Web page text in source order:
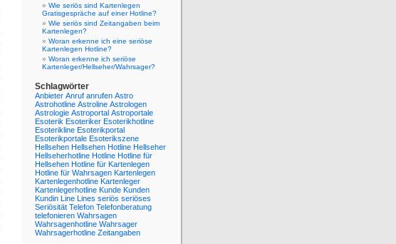
Wie seriös sind Kartenlegen
Gratisgespräche auf einer Hotline?
Wie seriös sind Zeitangaben beim
Kartenlegen?
Woran erkenne ich eine seriöse
Kartenlegen Hotline?
Woran erkenne ich seriöse
Kartenleger/Hellseher/Wahrsager?
Schlagwörter
Anbieter Anruf anrufen Astro
Astrohotline Astroline Astrologen
Astrologie Astroportal Astroportale
Esoterik Esoteriker Esoterikhotline
Esoterikline Esoterikportal
Esoterikportale Esoterikszene
Hellsehen Hellsehen Hotline Hellseher
Hellseherhotline Hotline Hotline für
Hellsehen Hotline für Kartenlegen
Hotline für Wahrsagen Kartenlegen
Kartenlegenhotline Kartenleger
Kartenlegerhotline Kunde Kunden
Kundin Line Lines seriös seriöses
Seriösität Telefon Telefonberatung
telefonieren Wahrsagen
Wahrsagenhotline Wahrsager
Wahrsagerhotline Zeitangaben